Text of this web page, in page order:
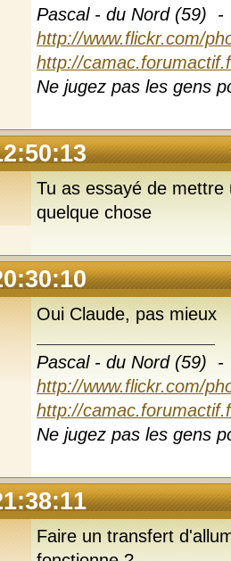
Pascal - du Nord (59) -
http://www.flickr.com/
http://
Ne jugez pas les gens
Tu as essayé de
quelque chose
Oui Claude, pas mieux
Pascal - du Nord (59) -
http://www.flickr.com/
http://
Ne jugez pas les gens
Faire un transfert